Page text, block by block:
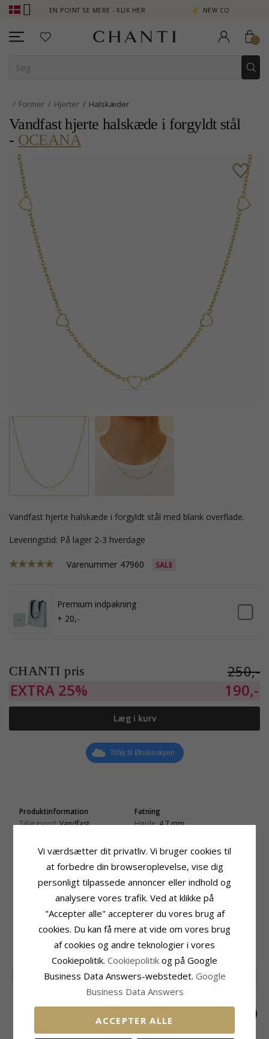
POINT SE MERE - KLIK HER NEW COLLECTION | AURA
Former Hjerter Halskæder
Vandfast hjerte halskæde i forgyldt stål
- OCEANA
vandfast hjerte halskæde i forgyldt stål med blank overflade.
Leveringstid: På lager 2-3 hverdage
Varenummer 47960 SALE
Premium indpakning
+ 20,-
CHANTI pris 250,-
EXTRA 25% 190,-
Læg i kurv
Tilføj til Ønskeskyen
Produktinformation
Tillægsord:Vandfast
Halskæde
Ædelmetal: Forgyldt Stål
Længde:
40 cm plus 5 cm forlængerkæde
Overflade:Blank
Fatning
Højde:4,7 mm
Leveringstid
Leveringstid:2-3 Hverdage
RELATEREDE PRODUKTER
25% SALE 25% SALE
Vi værdsætter dit privatliv. Vi bruger cookies til
at forbedre din browseroplevelse, vise dig
personligt tilpassede annoncer eller indhold og
analysere vores trafik. Ved at klikke på
"Accepter alle" accepterer du vores brug af
cookies. Du kan få mere at vide om vores brug
af cookies og andre teknologier i vores
Cookiepolitik. Cookiepolitik og på Google
Business Data Answers-webstedet. Google
Business Data Answers
ACCEPTER ALLE